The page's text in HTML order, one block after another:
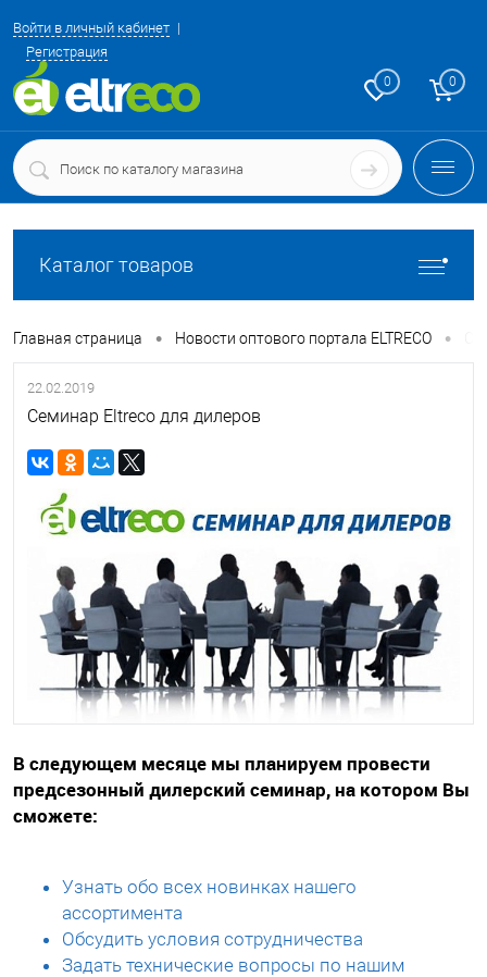
Войти в личный кабинет
Регистрация
0 0
Каталог товаров
Главная страница • Новости оптового портала ELTRECO •
22.02.2019
Семинар Eltreco для дилеров
В следующем месяце мы планируем провести
предсезонный дилерский семинар, на котором Вы
сможете:
Узнать обо всех новинках нашего
ассортимента
Обсудить условия сотрудничества
Задать технические вопросы по нашим